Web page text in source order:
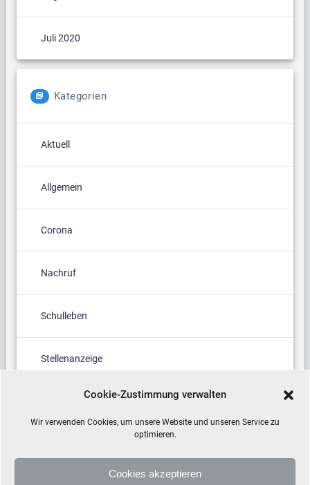
Cookie-Zustimmung verwalten
Wir verwenden Cookies, um unsere Website und unseren Service zu
optimieren.
Cookies akzeptieren
Juli 2020
Kategorien
Aktuell
Allgemein
Corona
Nachruf
Schulleben
Stellenanzeige